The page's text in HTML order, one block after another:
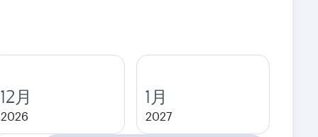
12月
2026
1月
2027